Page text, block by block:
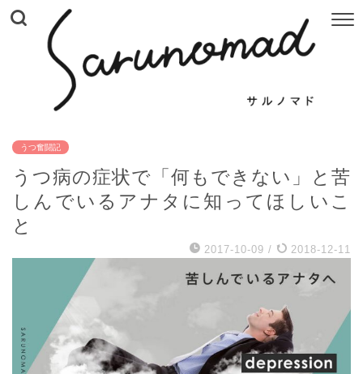
うつ奮闘記
うつ病の症状で「何もできない」と苦
しんでいるアナタに知ってほしいこ
と
2017-10-09 / 2018-12-11